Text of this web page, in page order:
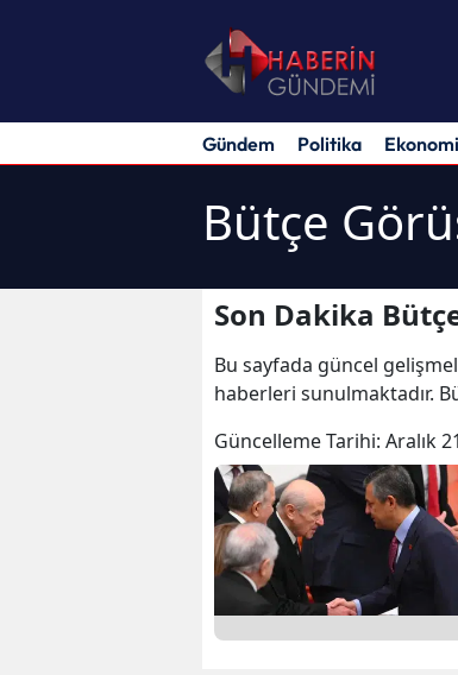
Gündem Politika Ekonomi
Bütçe
Son Dakika
Bu sayfada güncel
haberleri sunulmaktadır.
Güncelleme Tarihi: Aralık